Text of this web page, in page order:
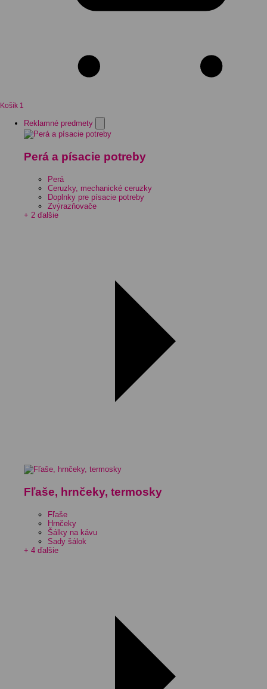
Košík 1
Reklamné predmety
Perá a písacie potreby
Perá
Ceruzky, mechanické ceruzky
Doplnky pre písacie potreby
Zvýrazňovače
+ 2 ďalšie
Fľaše, hrnčeky, termosky
Fľaše
Hrnčeky
Šálky na kávu
Sady šálok
+ 4 ďalšie